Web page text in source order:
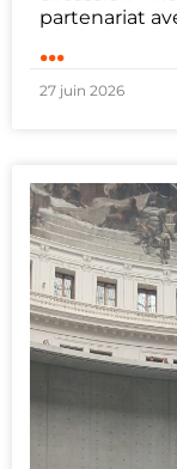
partenariat
...
27 juin 2026